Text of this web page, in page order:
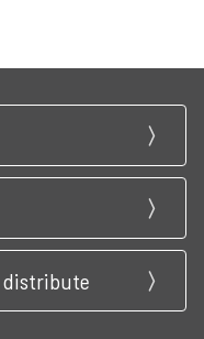
distribute